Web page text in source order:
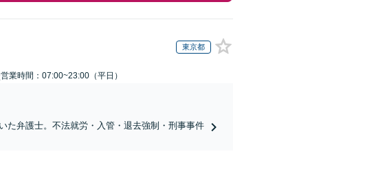
東京都
営業時間：07:00~23:00（平日）
た弁護士。不法就労・入管・退去強制・刑事事件